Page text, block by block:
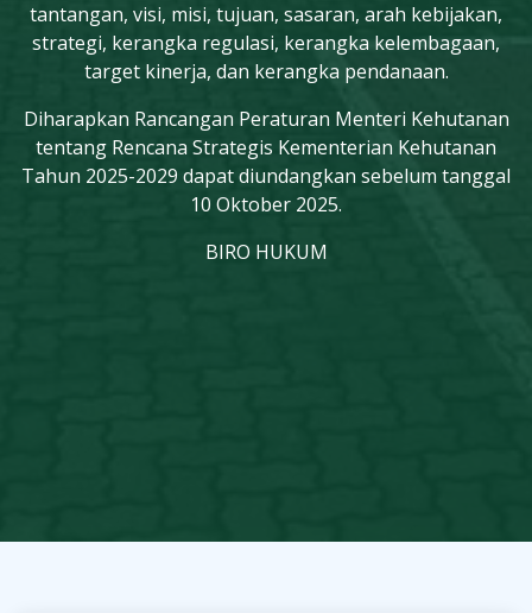
tantangan, visi, misi, tujuan, sasaran, arah kebijakan,
strategi, kerangka regulasi, kerangka kelembagaan,
target kinerja, dan kerangka pendanaan.
Diharapkan Rancangan Peraturan Menteri Kehutanan
tentang Rencana Strategis Kementerian Kehutanan
Tahun 2025-2029 dapat diundangkan sebelum tanggal
10 Oktober 2025.
BIRO HUKUM